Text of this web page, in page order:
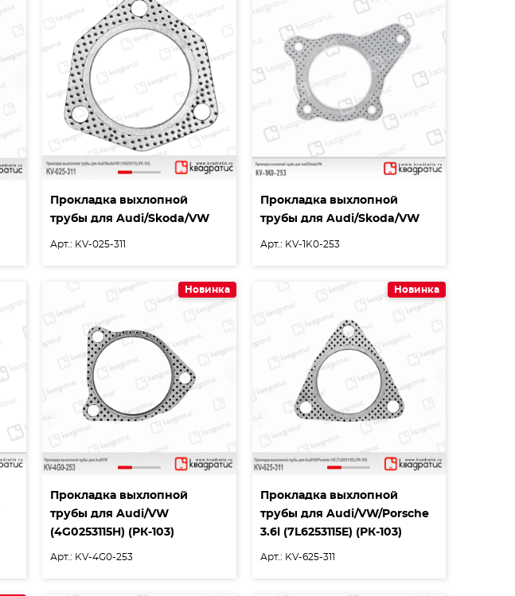
Прокладка выхлопной
трубы для Audi/Skoda/VW
Арт.: KV-025-311
Прокладка выхлопной
трубы для Audi/Skoda/VW
Арт.: KV-1K0-253
Новинка
Прокладка выхлопной
трубы для Audi/VW
(4G0253115H) (РК-103)
Арт.: KV-4G0-253
Новинка
Прокладка выхлопной
трубы для Audi/VW/Porsche
3.6l (7L6253115E) (РК-103)
Арт.: KV-625-311